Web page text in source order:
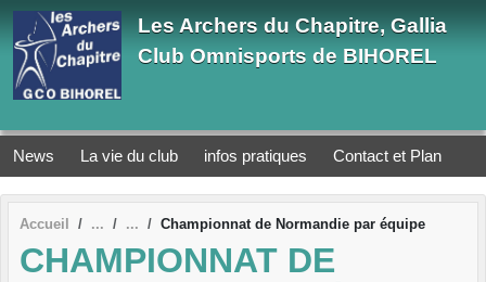
Les Archers du Chapitre, Gallia
Club Omnisports de BIHOREL
News La vie du club infos pratiques Contact et Plan
Accueil Championnat de Normandie par équipe
CHAMPIONNAT DE
Panneau de gestion des cookies